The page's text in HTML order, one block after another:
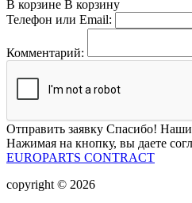
В корзине В корзину
Телефон или Email:
Комментарий:
Отправить заявку Спасибо! Наши
Нажимая на кнопку, вы даете
EUROPARTS CONTRACT
copyright © 2026